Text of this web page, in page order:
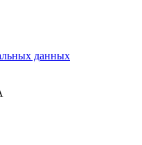
данных